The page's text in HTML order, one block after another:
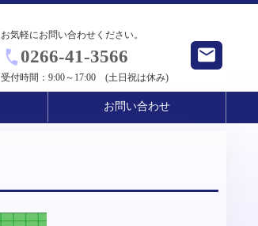
お気軽にお問い合わせください。
0266-41-3566
受付時間： 9:00～17:00 (土日祝は休み)
お問い合わせ